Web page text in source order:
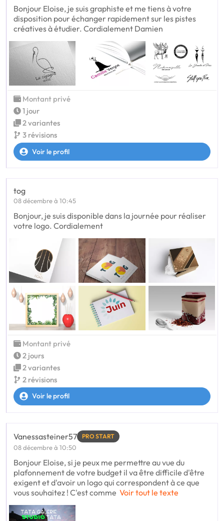
Bonjour Eloise, je suis graphiste et me tiens à votre
disposition pour échanger rapidement sur les pistes
créatives à étudier. Cordialement Damien
Montant privé
1 jour
2 variantes
3 révisions
Voir le profil
tog
08 décembre à 10:45
Bonjour, je suis disponible dans la journée pour réaliser
votre logo. Cordialement
Montant privé
2 jours
2 variantes
2 révisions
Voir le profil
Vanessasteiner57 PRO START
08 décembre à 10:50
Bonjour Eloise, si je peux me permettre au vue du
plafonnement de votre budget il va être difficile d'être
exigent et d'avoir un logo qui correspondent à ce que
vous souhaitez ! C'est comme Voir tout le texte